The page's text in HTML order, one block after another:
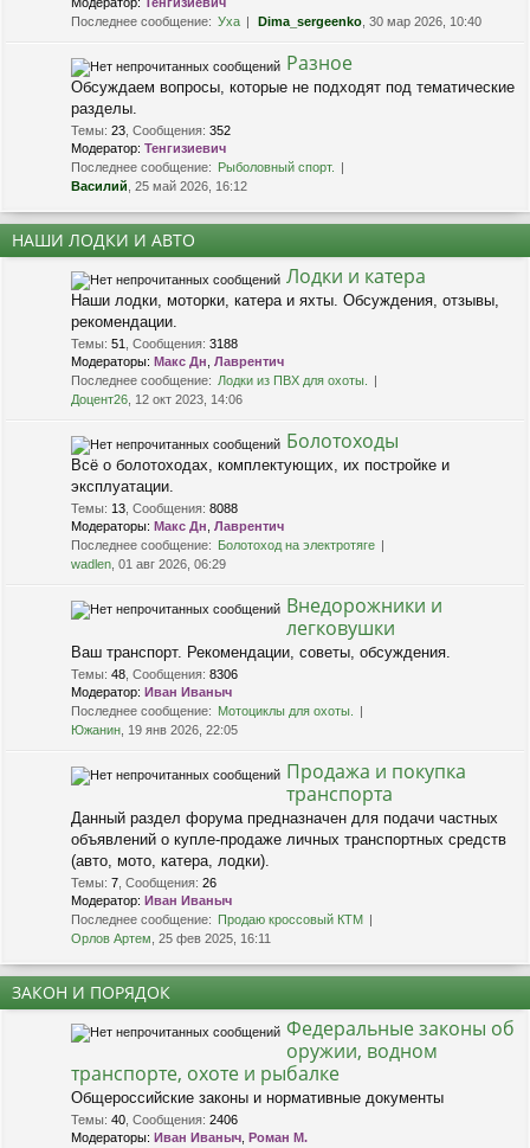
Последнее сообщение: Уха Dima_sergeenko , 30 мар 2026, 10:40
Разное
Обсуждаем вопросы, которые не подходят под тематические
разделы.
Темы: 23 Сообщения: 352
Модератор: Тенгизиевич
Последнее сообщение: Рыболовный спорт.
Василий , 25 май 2026, 16:12
НАШИ ЛОДКИ И АВТО
Лодки и катера
Наши лодки, моторки, катера и яхты. Обсуждения, отзывы,
рекомендации.
Темы: 51 Сообщения: 3188
Модераторы: Макс Дн Лаврентич
Последнее сообщение: Лодки из ПВХ для охоты.
Доцент26 , 12 окт 2023, 14:06
Болотоходы
Всё о болотоходах, комплектующих, их постройке и
эксплуатации.
Темы: 13 Сообщения: 8088
Модераторы: Макс Дн Лаврентич
Последнее сообщение: Болотоход на электротяге
wadlen , 01 авг 2026, 06:29
Внедорожники и
легковушки
Ваш транспорт. Рекомендации, советы, обсуждения.
Темы: 48 Сообщения: 8306
Модератор: Иван Иваныч
Последнее сообщение: Мотоциклы для охоты.
Южанин , 19 янв 2026, 22:05
Продажа и покупка
транспорта
Данный раздел форума предназначен для подачи частных
объявлений о купле-продаже личных транспортных средств
(авто, мото, катера, лодки).
Темы: 7 Сообщения: 26
Модератор: Иван Иваныч
Последнее сообщение: Продаю кроссовый КТМ
Орлов Артем , 25 фев 2025, 16:11
ЗАКОН И ПОРЯДОК
Федеральные законы об
оружии, водном
транспорте, охоте и рыбалке
Общероссийские законы и нормативные документы
Темы: 40 Сообщения: 2406
Модераторы: Иван Иваныч Роман М.